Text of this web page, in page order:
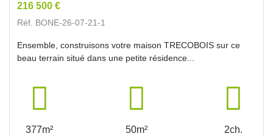
216 500 €
Réf. BONE-26-07-21-1
Ensemble, construisons votre maison TRECOBOIS sur ce
beau terrain situé dans une petite résidence...
377m² 50m² 2ch.